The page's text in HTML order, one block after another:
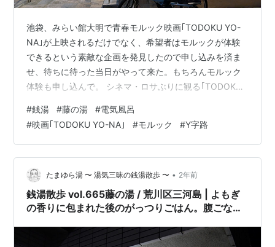
池袋、みらい館大明で青春モルック映画｢TODOKU YO-
NA｣が上映されるだけでなく、希望者はモルックが体験
できるという素敵な企画を発見したので申し込みを済ま
せ、待ちに待った当日がやって来た。もちろんモルック
体験も申し込んで。 シネマ・ロサぶりに観る｢TODOKU
部恵一さんの音楽がまた沁みるんだよなぁ。上映後は、
左から葉道役の​廣田朋菜さん、奈子役の​大河原恵さん、
川原康臣監督が登壇されて映画とモルックに関する熱の
こもったトークを展開。 東京モルック協会のお二人も登
壇され、モルックのお話と座学レクチャーを受ける。お
二人はモルック体験会…
#銭湯 #藤の湯 #電気風呂
#映画｢TODOKU YO-NA｣ #モルック #Y字路
たまゆら湯 〜 湯気三昧の銭湯散歩 〜 • 2年前
銭湯散歩 vol.665藤の湯 / 荒川区三河島 | よもぎ
の香りに包まれた後のがっつりごはん。腹ごなし